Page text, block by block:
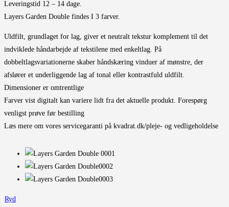
Leveringstid 12 – 14 dage.
Layers Garden Double findes I 3 farver.
Uldfilt, grundlaget for lag, giver et neutralt tekstur komplement til det
indviklede håndarbejde af tekstilene med enkeltlag. På
dobbeltlagsvariationerne skaber håndskæring vinduer af mønstre, der
afslører et underliggende lag af tonal eller kontrastfuld uldfilt.
Dimensioner er omtrentlige
Farver vist digitalt kan variere lidt fra det aktuelle produkt. Forespørg
venligst prøve før bestilling
Læs mere om vores servicegaranti på kvadrat.dk/pleje- og vedligeholdelse
Ryd